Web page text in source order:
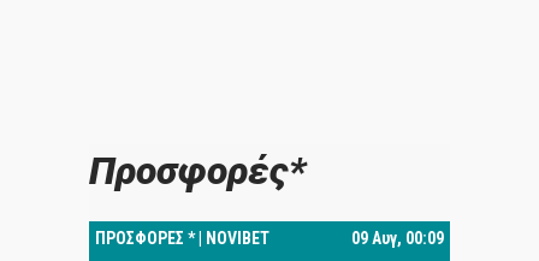
Προσφορές*
ΠΡΟΣΦΟΡΕΣ * | NOVIBET 09 Αυγ, 00:09